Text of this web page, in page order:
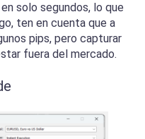
solo segundos, lo que
ten en cuenta que a
pips, pero capturar
fuera del mercado.